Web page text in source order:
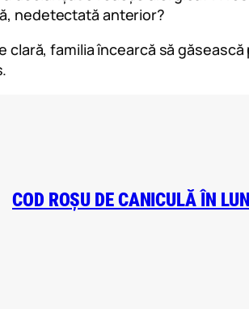
nedetectată anterior?
clară, familia încearcă să
COD ROȘU DE CANICULĂ ÎN